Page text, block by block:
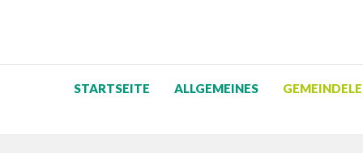
STARTSEITE ALLGEMEINES